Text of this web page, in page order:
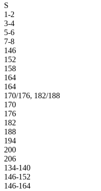
S
1-2
3-4
5-6
7-8
146
152
158
164
164
170/176, 182/188
170
176
182
188
194
200
206
134-140
146-152
146-164